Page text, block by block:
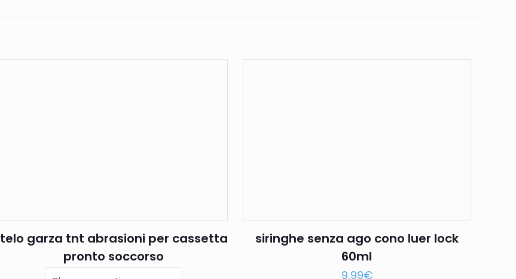
telo garza tnt abrasioni per cassetta
pronto soccorso
siringhe senza ago cono luer lock
60ml
9,99€